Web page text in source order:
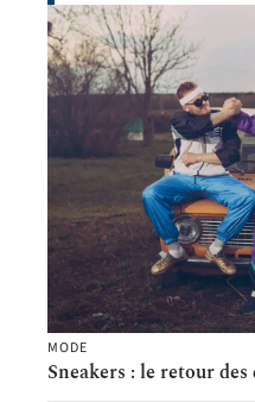
MODE
Sneakers : le retour des